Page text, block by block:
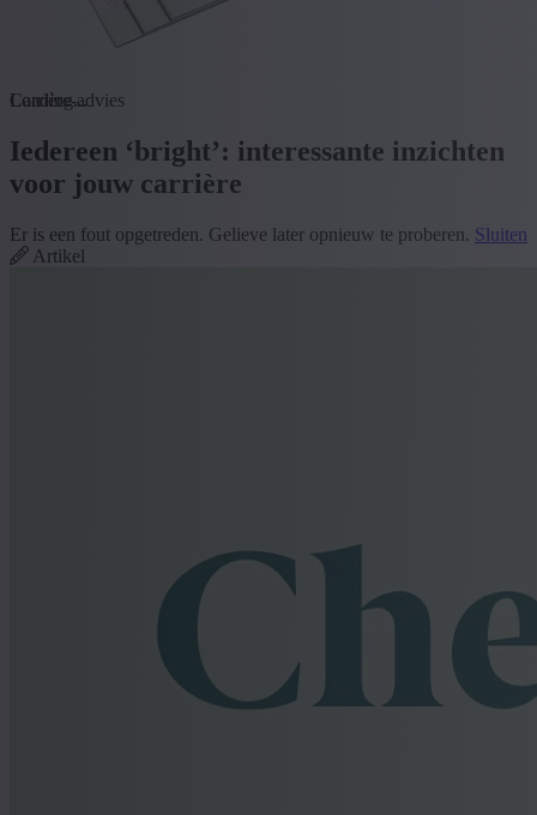
Loading...
Carrière-advies
Iedereen ‘bright’: interessante inzichten
voor jouw carrière
Er is een fout opgetreden. Gelieve later opnieuw te proberen. Sluiten
Artikel